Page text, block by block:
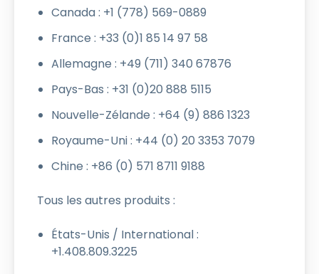
Canada : +1 (778) 569-0889
France : +33 (0)1 85 14 97 58
Allemagne : +49 (711) 340 67876
Pays-Bas : +31 (0)20 888 5115
Nouvelle-Zélande : +64 (9) 886 1323
Royaume-Uni : +44 (0) 20 3353 7079
Chine : +86 (0) 571 8711 9188
Tous les autres produits :
États-Unis / International :
+1.408.809.3225